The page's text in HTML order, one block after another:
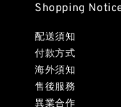
Shopping
配送須知
付款方式
海外須知
售後服務
異業合作